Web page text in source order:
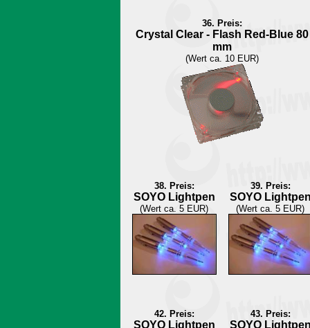
36. Preis:
Crystal Clear - Flash Red-Blue 80
mm
(Wert ca. 10 EUR)
38. Preis:
SOYO Lightpen
(Wert ca. 5 EUR)
39. Preis:
SOYO
(Wert ca. 5 EUR)
42. Preis:
SOYO Lightpen
43. Preis:
SOYO